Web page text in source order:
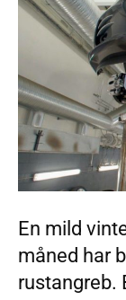
En mild
måned har
rustangreb.